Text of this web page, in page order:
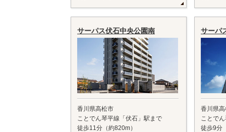
サーパス伏石中央公園南
香川県高松市
ことでん琴平線「伏石」駅まで
徒歩11分（約820m）
サーパ
香川県
ことで
徒歩9分